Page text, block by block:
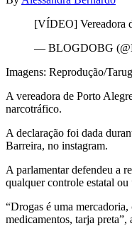
[VÍDEO] Vereadora
— BLOGDOBG
Imagens: Reprodução/
A vereadora de Porto
narcotráfico.
A declaração foi dada
Barreira, no instagram.
A parlamentar defendeu a
qualquer controle estatal ou
“Drogas é uma
medicamentos, tarja preta”,